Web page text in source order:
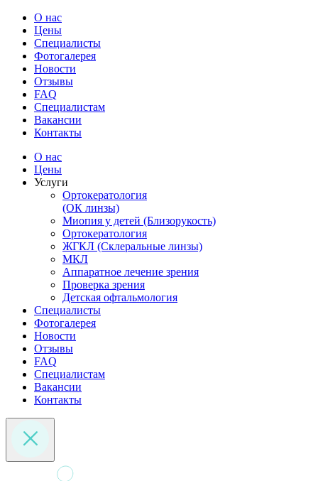
О нас
Цены
Специалисты
Фотогалерея
Новости
Отзывы
FAQ
Специалистам
Вакансии
Контакты
О нас
Цены
Услуги
Ортокератология
(ОК линзы)
Миопия у детей (Близорукость)
Ортокератология
ЖГКЛ (Склеральные линзы)
МКЛ
Аппаратное лечение зрения
Проверка зрения
Детская офтальмология
Специалисты
Фотогалерея
Новости
Отзывы
FAQ
Специалистам
Вакансии
Контакты